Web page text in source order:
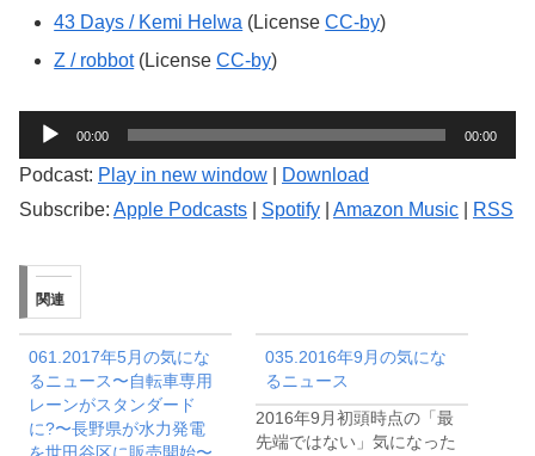
43 Days / Kemi Helwa (LicenseCC-by)
Z / robbot(LicenseCC-by)
声
ヤ
00:00 00:00
Podcast: Play in new window
Download
Subscribe: Apple Podcasts Spotify Amazon Music RSS
関連
061.2017年5月の気にな
るニュース〜自転車専用
レーンがスタンダード
に?〜長野県が水力発電
035.2016年9月の気にな
るニュース
2016年9月初頭時点の「最
先端ではない」気になった